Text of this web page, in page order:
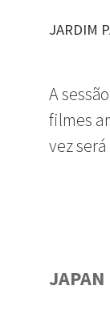
JARDIM
A
filmes
vez